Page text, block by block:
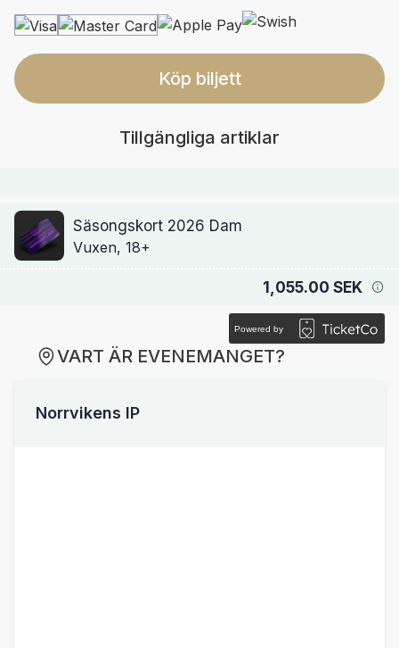
Köp biljett
Tillgängliga artiklar
Säsongskort 2026 Dam
Vuxen, 18+
1,055.00 SEK
Powered by
VART ÄR EVENEMANGET?
Norrvikens IP